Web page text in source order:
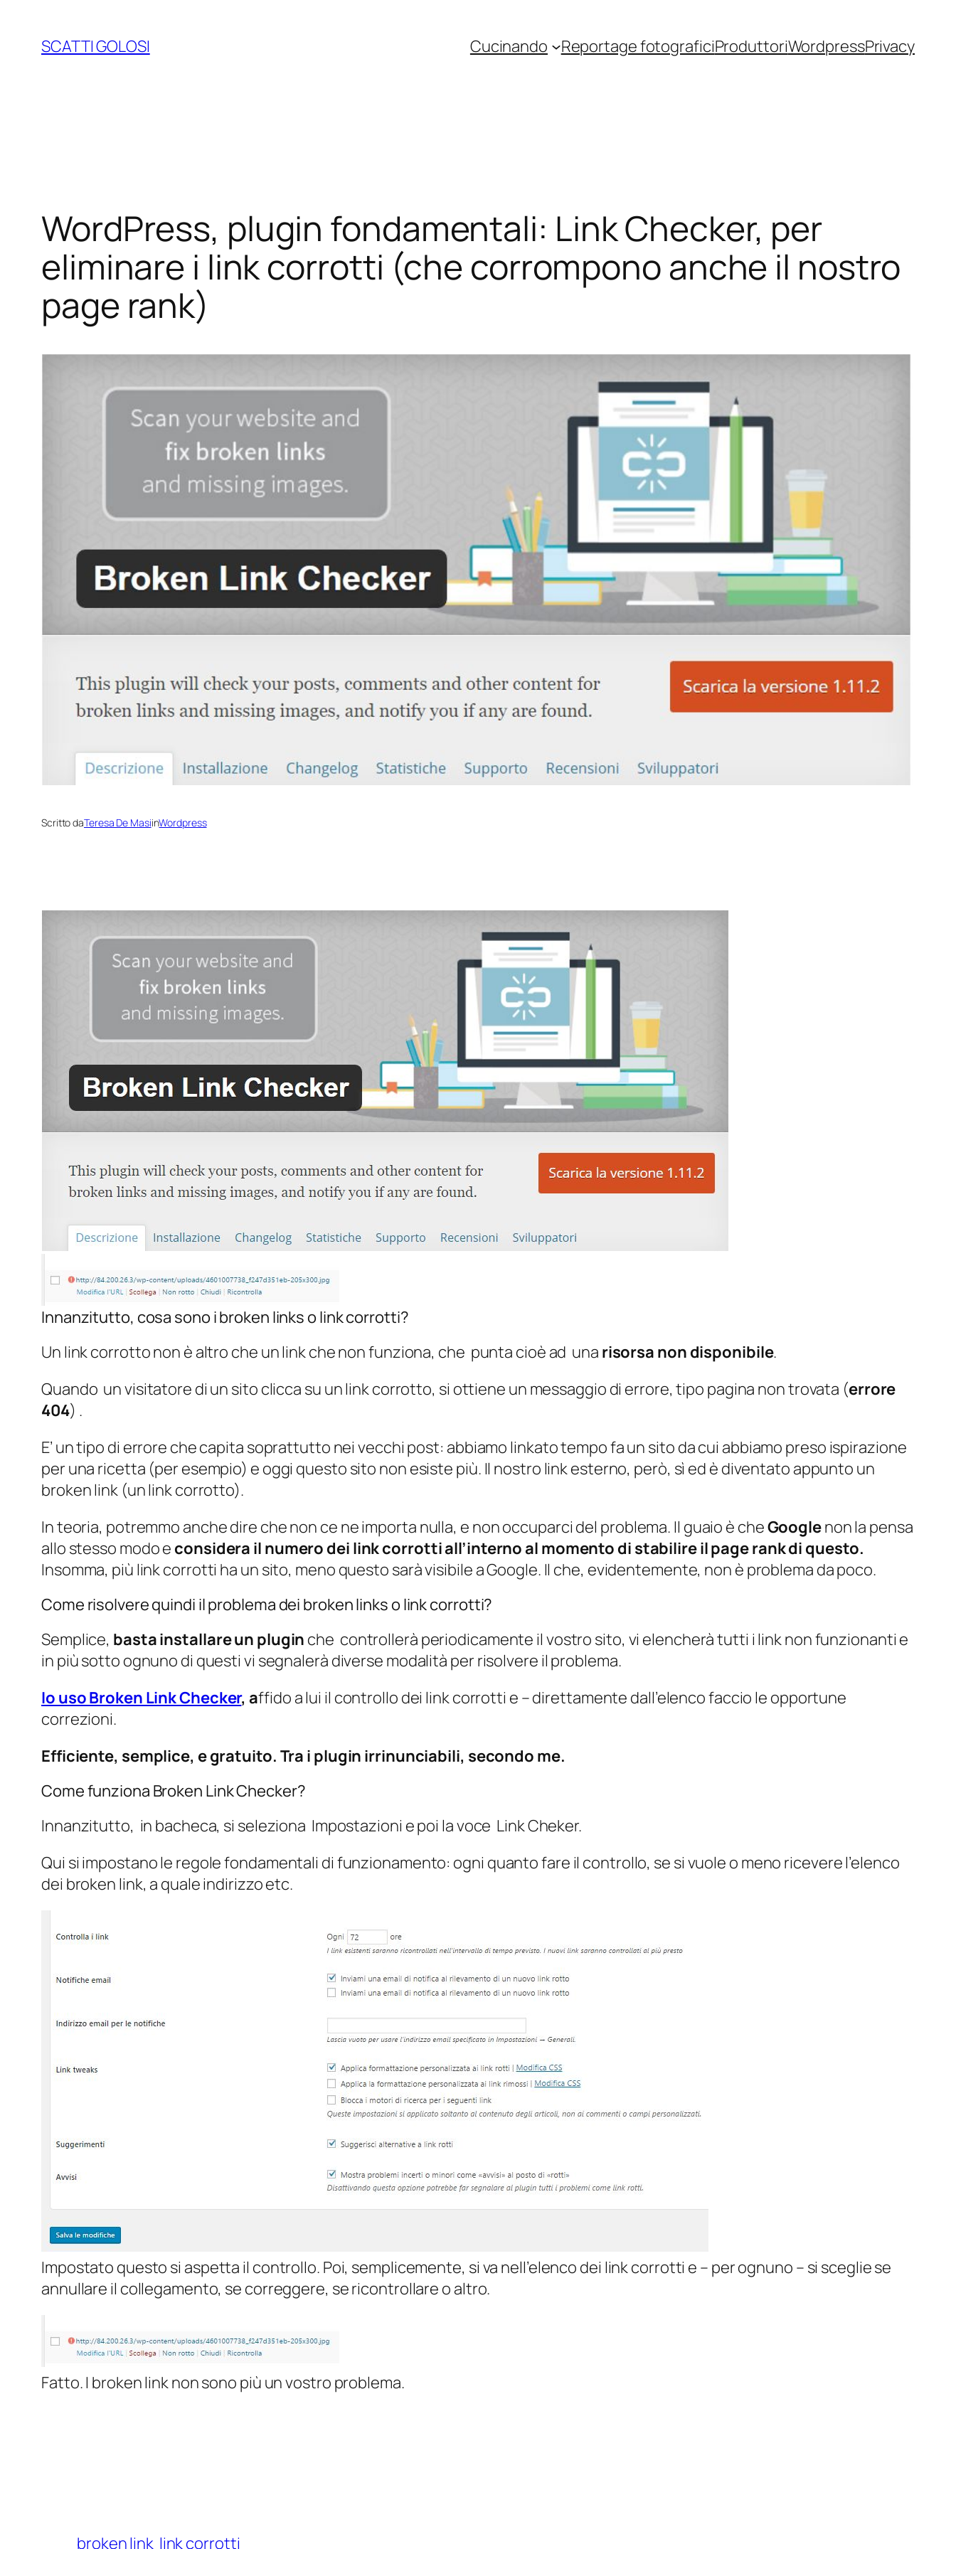
contenuto
SCATTI GOLOSI Cucinando Reportage fotograficiProduttoriWordpressPrivacy
WordPress, plugin fondamentali: Link Checker, per
eliminare i link corrotti (che corrompono anche il nostro
page rank)
Scritto daTeresa De MasiinWordpress
Innanzitutto, cosa sono i broken links o link corrotti?
Un link corrotto non è altro che un link che non funziona, che punta cioè ad una risorsa non disponibile.
Quando un visitatore di un sito clicca su un link corrotto, si ottiene un messaggio di errore, tipo pagina non trovata (errore
404) .
E’ un tipo di errore che capita soprattutto nei vecchi post: abbiamo linkato tempo fa un sito da cui abbiamo preso ispirazione
per una ricetta (per esempio) e oggi questo sito non esiste più. Il nostro link esterno, però, sì ed è diventato appunto un
broken link (un link corrotto).
In teoria, potremmo anche dire che non ce ne importa nulla, e non occuparci del problema. Il guaio è cheGooglenon la pensa
allo stesso modo e considera il numero dei link corrotti all’interno al momento di stabilire il page rank di questo.
Insomma, più link corrotti ha un sito, meno questo sarà visibile a Google. Il che, evidentemente, non è problema da poco.
Come risolvere quindi il problema dei broken links o link corrotti?
Semplice, basta installare un plugin che controllerà periodicamente il vostro sito, vi elencherà tutti i link non funzionanti e
in più sotto ognuno di questi vi segnalerà diverse modalità per risolvere il problema.
Io uso Broken Link Checker, affido a lui il controllo dei link corrotti e – direttamente dall’elenco faccio le opportune
correzioni.
Efficiente, semplice, e gratuito. Tra i plugin irrinunciabili, secondo me.
Come funziona Broken Link Checker?
Innanzitutto, in bacheca, si seleziona Impostazioni e poi la voce Link Cheker.
Qui si impostano le regole fondamentali di funzionamento: ogni quanto fare il controllo, se si vuole o meno ricevere l’elenco
dei broken link, a quale indirizzo etc.
Impostato questo si aspetta il controllo. Poi, semplicemente, si va nell’elenco dei link corrotti e – per ognuno – si sceglie se
annullare il collegamento, se correggere, se ricontrollare o altro.
Fatto. I broken link non sono più un vostro problema.
broken link link corrotti